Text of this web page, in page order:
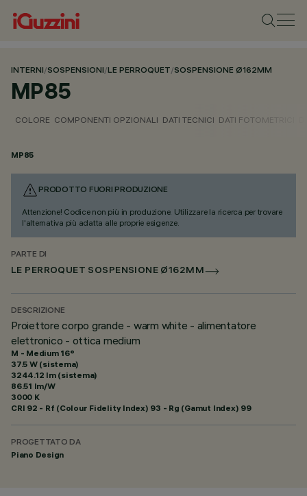
INTERNI/SOSPENSIONI/LE PERROQUET/SOSPENSIONE Ø162MM
MP85
COLORE COMPONENTI OPZIONALI DATI TECNICI DATI FOTOMETRICI
MP85
PRODOTTO FUORI PRODUZIONE
Attenzione! Codice non più in produzione. Utilizzare la ricerca per trovare
l'alternativa più adatta alle proprie esigenze.
PARTE DI
LE PERROQUET SOSPENSIONE Ø162MM
DESCRIZIONE
Proiettore corpo grande - warm white - alimentatore
elettronico - ottica medium
M - Medium 16°
37.5 W (sistema)
3244.12 lm (sistema)
86.51 lm/W
3000 K
CRI 92 - Rf (Colour Fidelity Index) 93 - Rg (Gamut Index) 99
PROGETTATO DA
Piano Design